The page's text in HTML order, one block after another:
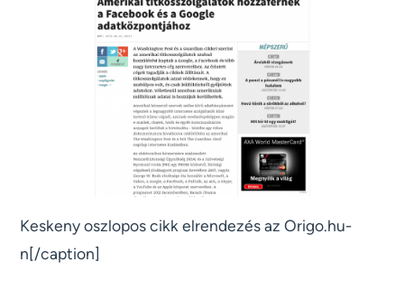
Keskeny oszlopos cikk elrendezés az Origo.hu-
n[/caption]